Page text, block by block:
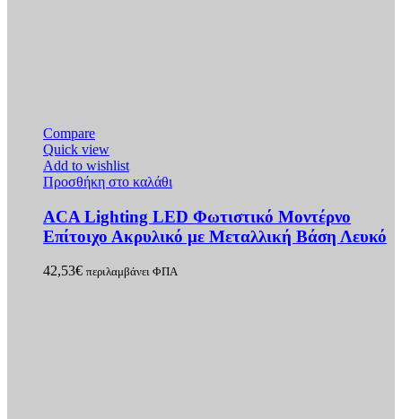
Compare
Quick view
Add to wishlist
Προσθήκη στο καλάθι
ACA Lighting LED Φωτιστικό Μοντέρνο
Επίτοιχο Ακρυλικό με Μεταλλική Βάση Λευκό
42,53€ περιλαμβάνει ΦΠΑ